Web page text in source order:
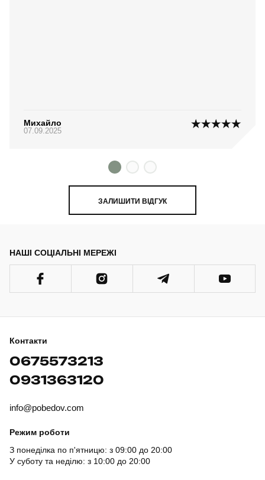
Михайло
07.09.2025
ЗАЛИШИТИ ВІДГУК
НАШІ СОЦІАЛЬНІ МЕРЕЖІ
Контакти
0675573213
0931363120
info@pobedov.com
Режим роботи
З понеділка по п'ятницю: з 09:00 до 20:00
У суботу та неділю: з 10:00 до 20:00